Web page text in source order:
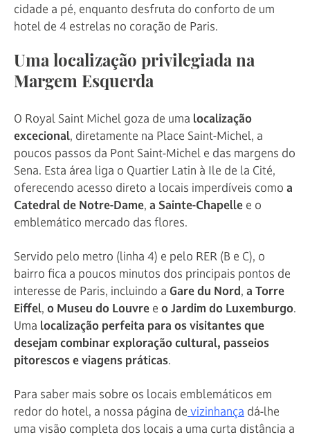
cidade a pé, enquanto desfruta do conforto de um
hotel de 4 estrelas no coração de Paris.
Uma localização privilegiada na
Margem Esquerda
O Royal Saint Michel goza de uma localização
excecional, diretamente na Place Saint-Michel, a
poucos passos da Pont Saint-Michel e das margens do
Sena. Esta área liga o Quartier Latin à Ile de la Cité,
oferecendo acesso direto a locais imperdíveis como a
Catedral de Notre-Dame, a Sainte-Chapelle e o
emblemático mercado das flores.
Servido pelo metro (linha 4) e pelo RER (B e C), o
bairro fica a poucos minutos dos principais pontos de
interesse de Paris, incluindo a Gare du Nord, a Torre
Eiffel, o Museu do Louvre e o Jardim do Luxemburgo.
Uma localização perfeita para os visitantes que
desejam combinar exploração cultural, passeios
pitorescos e viagens práticas.
Para saber mais sobre os locais emblemáticos em
redor do hotel, a nossa página de vizinhança dá-lhe
uma visão completa dos locais a uma curta distância a